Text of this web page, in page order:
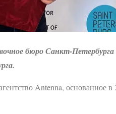
бюро Санкт-
Antenna, основанное